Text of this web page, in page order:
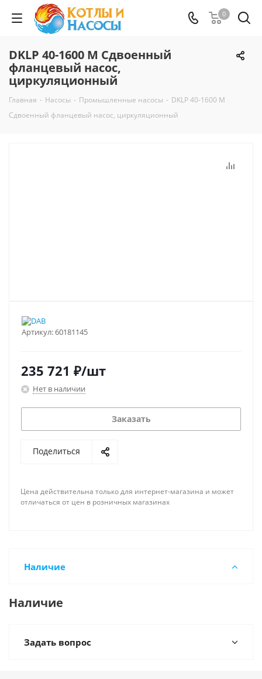
0
DKLP 40-1600 M Сдвоенный
фланцевый насос,
циркуляционный
Главная - Насосы - Промышленные насосы - DKLP 40-1600 M
Сдвоенный фланцевый насос, циркуляционный
Артикул:60181145
235 721 ₽/шт
Нет в наличии
Заказать
Поделиться
Цена действительна только для интернет-магазина и может
отличаться от цен в розничных магазинах
Наличие
Наличие
Задать вопрос